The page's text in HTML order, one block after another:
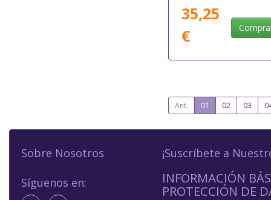
35,25
€
Ant. 01 02 03
Sobre Nosotros
Síguenos en:
¡Suscríbete a
INFORMACIÓN
PROTECCIÓN DE